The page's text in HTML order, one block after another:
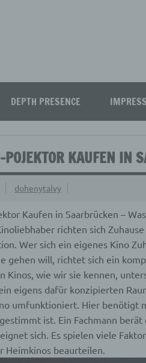
DEPTH PRESENCE
KAUFEN IN
dohenytalvy
Kaufen in Saarbrücken –
richten sich
Wer sich ein eigenes Kino
gehen will, richtet sich ein
Kinos, wie wir sie kennen,
eigens dafür konzipierten
umfunktioniert. Hier benötigt
ist. Ein Fachmann
sich. Es spielen viele
Heimkinos beaurteilen.